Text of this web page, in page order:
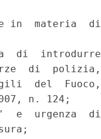
in  materia  di
di  introdurre
di  polizia,
del  Fuoco,
n. 124;
e  urgenza  di